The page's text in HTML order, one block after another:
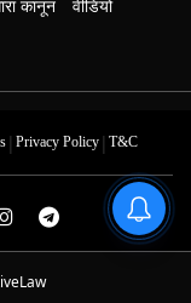
कानून वीडियो
| Privacy Policy| T&C